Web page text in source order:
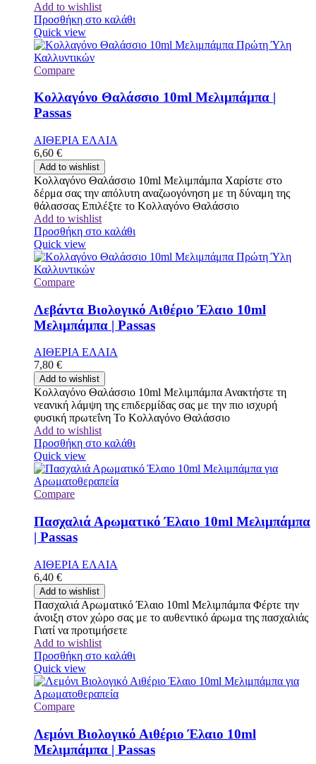
Add to wishlist
Προσθήκη στο καλάθι
Quick view
Compare
Κολλαγόνο Θαλάσσιο 10ml Μελιμπάμπα |
Passas
ΑΙΘΕΡΙΑ ΕΛΑΙΑ
6,60 €
Add to wishlist
Κολλαγόνο Θαλάσσιο 10ml Μελιμπάμπα Χαρίστε στο
δέρμα σας την απόλυτη αναζωογόνηση με τη δύναμη της
θάλασσας Επιλέξτε το Κολλαγόνο Θαλάσσιο
Add to wishlist
Προσθήκη στο καλάθι
Quick view
Compare
Λεβάντα Βιολογικό Αιθέριο Έλαιο 10ml
Μελιμπάμπα | Passas
ΑΙΘΕΡΙΑ ΕΛΑΙΑ
7,80 €
Add to wishlist
Κολλαγόνο Θαλάσσιο 10ml Μελιμπάμπα Ανακτήστε τη
νεανική λάμψη της επιδερμίδας σας με την πιο ισχυρή
φυσική πρωτεΐνη Το Κολλαγόνο Θαλάσσιο
Add to wishlist
Προσθήκη στο καλάθι
Quick view
Compare
Πασχαλιά Αρωματικό Έλαιο 10ml Μελιμπάμπα
| Passas
ΑΙΘΕΡΙΑ ΕΛΑΙΑ
6,40 €
Add to wishlist
Πασχαλιά Αρωματικό Έλαιο 10ml Μελιμπάμπα Φέρτε την
άνοιξη στον χώρο σας με το αυθεντικό άρωμα της πασχαλιάς
Γιατί να προτιμήσετε
Add to wishlist
Προσθήκη στο καλάθι
Quick view
Compare
Λεμόνι Βιολογικό Αιθέριο Έλαιο 10ml
Μελιμπάμπα | Passas